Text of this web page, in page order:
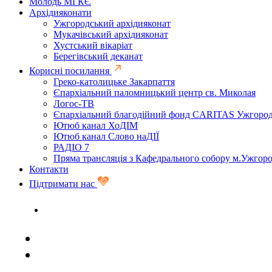
Архідияконати
Ужгородський архідияконат
Мукачівський архідияконат
Хустський вікаріат
Берегівський деканат
Корисні посилання
Греко-католицьке Закарпаття
Єпархіальний паломницький центр св. Миколая
Логос-ТВ
Єпархіальний благодійний фонд CARITAS
Ютюб канал ХоДІМ
Ютюб канал Слово наДІЇ
РАДІО 7
Пряма трансляція з Кафедрального собору
Контакти
Підтримати нас